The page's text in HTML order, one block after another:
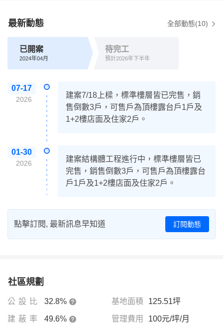
最新動態 全部動態(10)
已開案
2024年04月
待完工
預計2026年下半年
07-17
2026
建案7/18上樑，標準樓層皆已完售，銷
售倒數3戶，可售戶為頂樓露台戶1戶及
1+2樓店面及住家2戶。
01-30
2026
建案結構體工程進行中，標準樓層皆已
完售，銷售倒數3戶，可售戶為頂樓露台
戶1戶及1+2樓店面及住家2戶。
點擊訂閱, 最新訊息早知道 訂閱動態
社區規劃
公設比 32.8% 基地面積 125.51坪
建蔽率 49.6% 管理費用 100元/坪/月